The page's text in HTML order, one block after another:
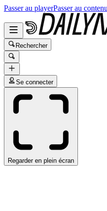
Passer au playerPasser au
Rechercher
Se connecter
Regarder en plein écran